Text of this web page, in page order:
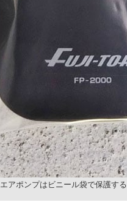
エアポンプはビニール袋で保護する